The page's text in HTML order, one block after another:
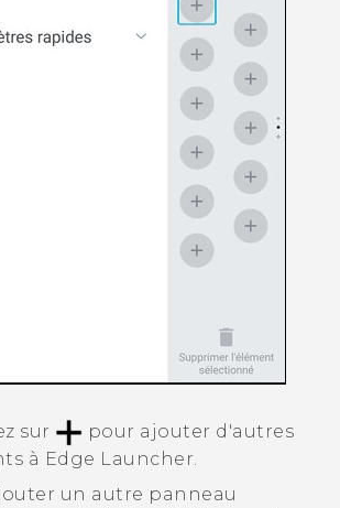
sur
pour ajouter d'autres
à Edge Launcher.
un autre panneau